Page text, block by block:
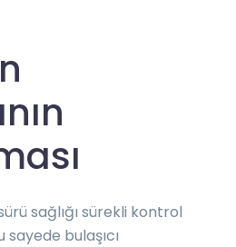
sağlığı sürekli kontrol
sayede bulaşıcı